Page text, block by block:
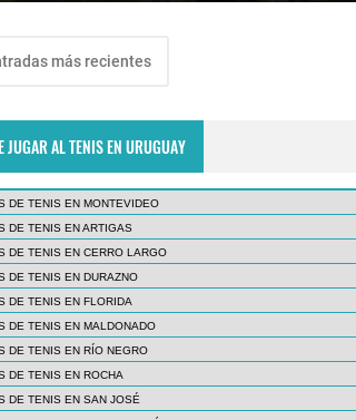
más recientes
JUGAR AL TENIS EN URUGUAY
DE TENIS EN MONTEVIDEO
DE TENIS EN ARTIGAS
DE TENIS EN CERRO LARGO
DE TENIS EN DURAZNO
DE TENIS EN FLORIDA
DE TENIS EN MALDONADO
DE TENIS EN RÍO NEGRO
DE TENIS EN ROCHA
DE TENIS EN SAN JOSÉ